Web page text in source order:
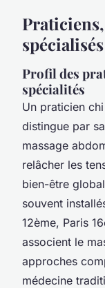
Profil des
spécialités
Un praticien
distingue par
massage
relâcher les
bien-être
souvent
12ème, Paris
associent le
approches
médecine